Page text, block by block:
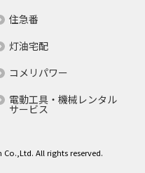
住急番
灯油宅配
コメリパワー
電動工具・機械レンタル
サービス
All rights reserved.